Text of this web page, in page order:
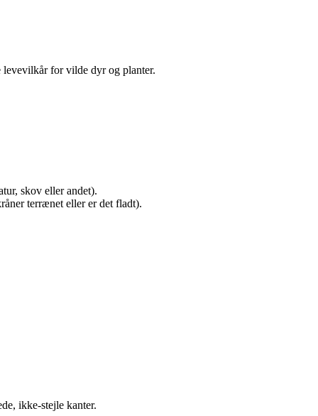
for vilde dyr og planter.
skov eller andet).
terrænet eller er det fladt).
ikke-stejle kanter.